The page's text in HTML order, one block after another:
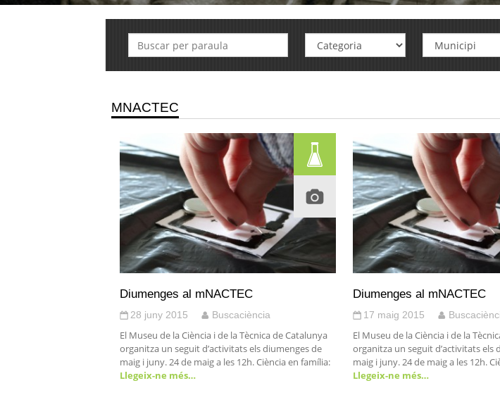
MNACTEC
Diumenges al mNACTEC
28 juny 2015 Buscaciència
El Museu de la Ciència i de la Tècnica de Catalunya
organitza un seguit d’activitats els diumenges de
maig i juny. 24 de maig a les 12h. Ciència en família:
Llegeix-ne més…
Diumenges al mNACTEC
17 maig 2015
El Museu de la Ciència i de la
organitza un seguit d’activitats els
maig i juny. 24 de maig a les 12h.
Llegeix-ne més…